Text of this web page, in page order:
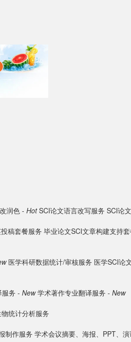
润色 - Hot SCI论文语言改写服务 SCI论
稿套餐服务 毕业论文SCI文章构建支持
医学科研数据统计/审核服务 医学SCI论
务 - New 学术著作专业翻译服务 - New
统计分析服务
制作服务 学术会议摘要、海报、PPT、